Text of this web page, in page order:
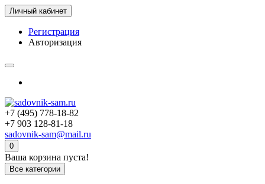
Личный кабинет
Регистрация
Авторизация
+7 (495) 778-18-82
+7 903 128-81-18
sadovnik-sam@mail.ru
0
Ваша корзина пуста!
Все категории